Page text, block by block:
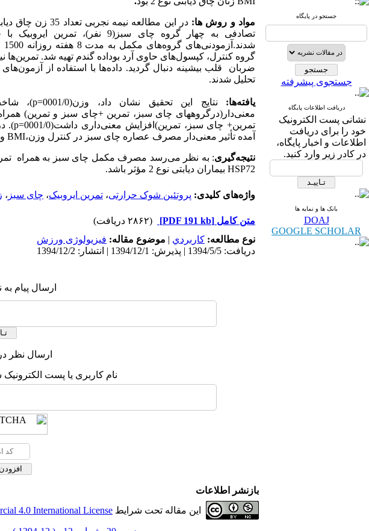
جستجو در پایگاه
جستجوی پیشرفته
دریافت اطلاعات پایگاه
نشانی پست الکترونیک
خود را برای دریافت
اطلاعات و اخبار پایگاه،
در کادر زیر وارد کنید.
بانک ها و نمایه ها
DOAJ
GOOGLE SCHOLAR
مواد و روش ها:
ضربان قلب بیشینه دنبال گردید. داده‌ها با استفاده از
تحلیل شدند.
یافته‌ها: نتایج این تحقیق نشان داد، وزن(0001/0= p)،
معنی‌دار(درگروههای چای سبز، تمرین +چای سبز و تمرین)
تمرین+ چای سبز، تمرین)افزایش معنی‌داری داشت(0001/0=
p
).
آمده تأثیر معنی‌دار مصرف عصاره چای سبز در کنترل وزن،BMI
نتیجه‌گیری: به نظر می‌رسد مصرف مکمل چای سبز به همراه
HSP72 بیماران دیابتی نوع 2 مؤثر باشد.
واژه‌های کلیدی: پروتئین شوک حرارتی، تمرین ایروبیک، چای سبز ،
متن کامل [PDF 191 kb]
(۲۸۶۲ دریافت)
نوع مطالعه: كاربردي | موضوع مقاله: فیزیولوژی ورزش
دریافت: 1394/5/5 | پذیرش: 1394/12/1 | انتشار: 1394/12/2
ارسال پیام
ارسال نظر
نام کاربری یا پست الکترونیک
بازنشر اطلاعات
این مقاله تحت شرایط 4.0 International License